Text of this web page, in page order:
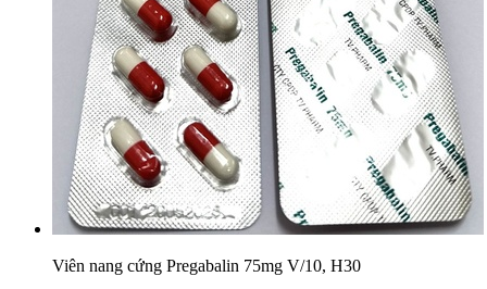
Viên nang cứng Pregabalin 75mg V/10, H30